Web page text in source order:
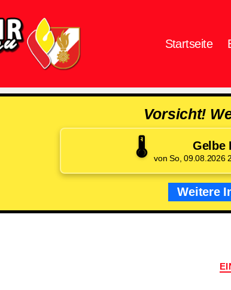
Startseite
Vorsicht!
🌡️ Gelbe
von So, 09.08.2026
Weitere